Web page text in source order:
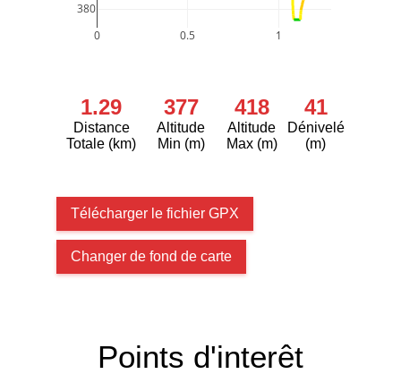
0 0.5 1
380
1.29
Distance
Totale (km)
377
Altitude
Min (m)
418
Altitude
Max (m)
41
Dénivelé
(m)
Télécharger le fichier GPX
Changer de fond de carte
Points d'interêt